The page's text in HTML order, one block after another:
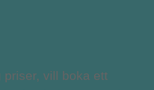
priser, vill boka ett